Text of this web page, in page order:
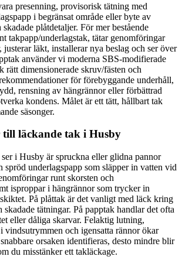
presenning, provisorisk tätning med
i begränsat område eller byte av
plåtdetaljer. För mer bestående
takpapp/underlagstak, tätar genomföringar
justerar läkt, installerar nya beslag och ser över
använder vi moderna SBS-modifierade
rätt dimensionerade skruv/fästen och
för förebyggande underhåll,
rensning av hängrännor eller förbättrad
kondens. Målet är ett tätt, hållbart tak
säsonger.
till läckande tak i Husby
i Husby är spruckna eller glidna pannor
spröd underlagspapp som släpper in vatten vid
runt skorsten och
isproppar i hängrännor som trycker in
På plåttak är det vanligt med läck kring
tätningar. På papptak handlar det ofta
eller dåliga skarvar. Felaktig lutning,
vindsutrymmen och igensatta rännor ökar
orsaken identifieras, desto mindre blir
du misstänker ett takläckage.